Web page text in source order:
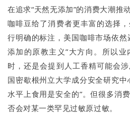
在追求“天然无添加”的消费大潮推
咖啡豆给了消费者更丰富的选择
行明确的标注，美国咖啡市场依
添加的原教主义”大方向。所以
时，还是会提到人工香精可能会
国密歇根州立大学成分安全研究中
水平上食用是安全的”。但很多消
否会对某一类罕见过敏原过敏。